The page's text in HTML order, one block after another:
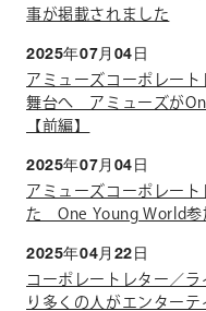
事が掲載されました
2025年07月04日
アミューズコーポレー
舞台へ アミューズが
【前編】
2025年07月04日
アミューズコーポレー
た One Young World参
2025年04月22日
コーポレートレター／
り多くの人がエンター